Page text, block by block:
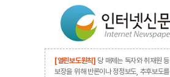
[열린보도원칙] 당 매체는 독자와 취재원
보장을 위해 반론이나 정정보도, 추후보도